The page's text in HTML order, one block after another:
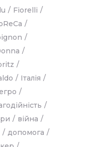
Fiorelli
Італія
війна
допомога